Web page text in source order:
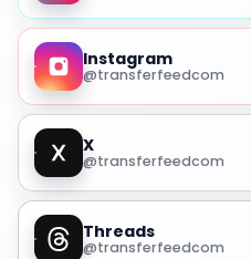
Instagram
@transferfeedcom
X
@transferfeedcom
Threads
@transferfeedcom